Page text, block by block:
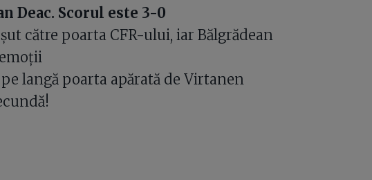
Deac. Scorul este 3-0
către poarta CFR-ului, iar Bălgrădean
langă poarta apărată de Virtanen